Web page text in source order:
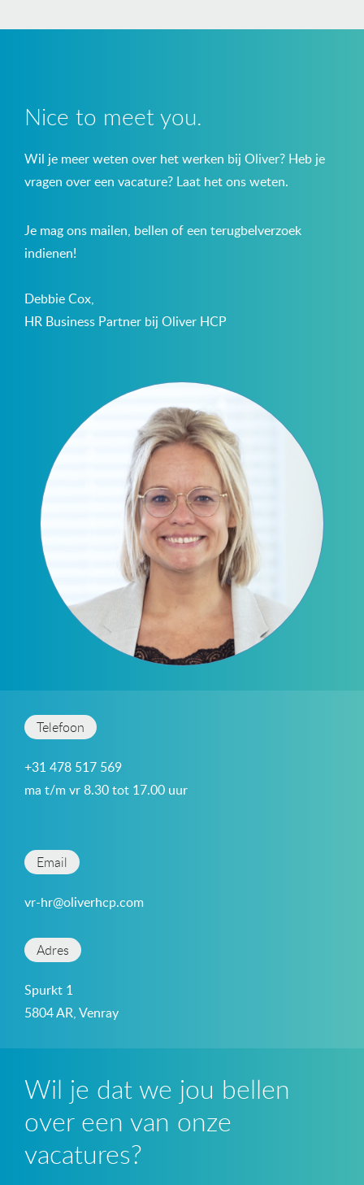
Nice to meet you.
Wil je meer weten over het werken bij Oliver? Heb je
vragen over een vacature? Laat het ons weten.
Je mag ons mailen, bellen of een terugbelverzoek
indienen!
Debbie Cox,
HR Business Partner bij Oliver HCP
Telefoon
+31 478 517 569
ma t/m vr 8.30 tot 17.00 uur
Email
vr-hr@oliverhcp.com
Adres
Spurkt 1
5804 AR, Venray
Wil je dat we jou bellen
over een van onze
vacatures?